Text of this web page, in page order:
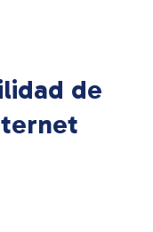
de